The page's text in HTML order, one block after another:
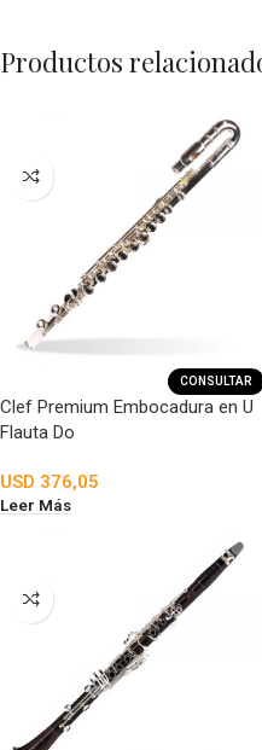
Productos
CONSULTAR
Clef Premium Embocadura en U
Flauta Do
USD 376,05
Leer Más